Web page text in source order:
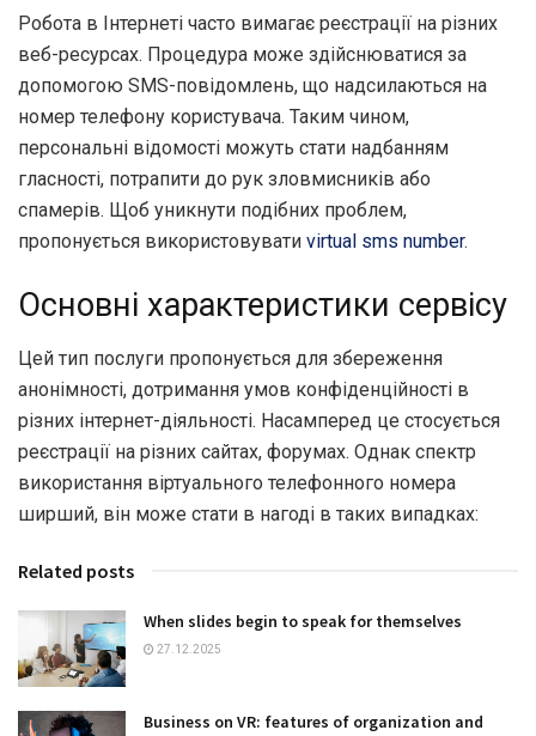
Робота в Інтернеті часто вимагає реєстрації на різних
веб-ресурсах. Процедура може здійснюватися за
допомогою SMS-повідомлень, що надсилаються на
номер телефону користувача. Таким чином,
персональні відомості можуть стати надбанням
гласності, потрапити до рук зловмисників або
спамерів. Щоб уникнути подібних проблем,
пропонується використовувати virtual sms number.
Основні характеристики сервісу
Цей тип послуги пропонується для збереження
анонімності, дотримання умов конфіденційності в
різних інтернет-діяльності. Насамперед це стосується
реєстрації на різних сайтах, форумах. Однак спектр
використання віртуального телефонного номера
ширший, він може стати в нагоді в таких випадках:
Related posts
When slides begin to speak for themselves
27.12.2025
Business on VR: features of organization and